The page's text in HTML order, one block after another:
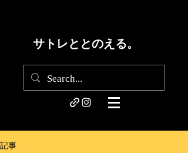
サトレととのえる。
記事